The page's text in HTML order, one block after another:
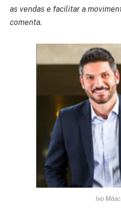
as vendas e facilitar a
comenta.
Ivo